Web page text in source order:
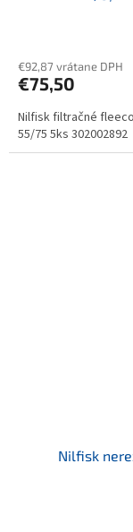
€92,87 vrátane DPH
€75,50
Nilfisk filtračné
55/75 5ks 302002892
Nilfisk